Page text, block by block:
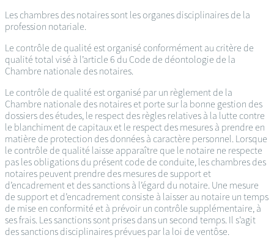
Les chambres des notaires sont les organes disciplinaires de la
profession notariale.
Le contrôle de qualité est organisé conformément au critère de
qualité total visé à l’article 6 du Code de déontologie de la
Chambre nationale des notaires.
Le contrôle de qualité est organisé par un règlement de la
Chambre nationale des notaires et porte sur la bonne gestion des
dossiers des études, le respect des règles relatives à la lutte contre
le blanchiment de capitaux et le respect des mesures à prendre en
matière de protection des données à caractère personnel. Lorsque
le contrôle de qualité laisse apparaître que le notaire ne respecte
pas les obligations du présent code de conduite, les chambres des
notaires peuvent prendre des mesures de support et
d’encadrement et des sanctions à l’égard du notaire. Une mesure
de support et d’encadrement consiste à laisser au notaire un temps
de mise en conformité et à prévoir un contrôle supplémentaire, à
ses frais. Les sanctions sont prises dans un second temps. Il s’agit
des sanctions disciplinaires prévues par la loi de ventôse.